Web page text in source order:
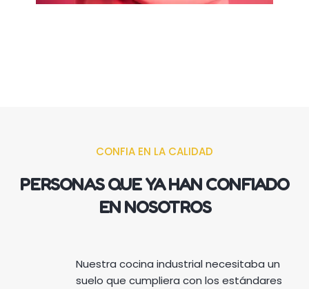
CONFIA EN LA CALIDAD
PERSONAS QUE YA HAN CONFIADO
EN NOSOTROS
Nuestra cocina industrial necesitaba un
suelo que cumpliera con los estándares